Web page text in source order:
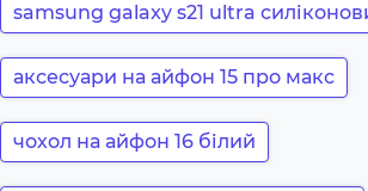
samsung galaxy s21 ultra
аксесуари на айфон 15 про макс
чохол на айфон 16 білий